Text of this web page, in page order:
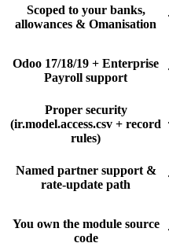
Scoped to your banks,
allowances & Omanisation
Odoo 17/18/19 + Enterprise
Payroll support
Proper security
(ir.model.access.csv + record
rules)
Named partner support &
rate-update path
You own the module source
code